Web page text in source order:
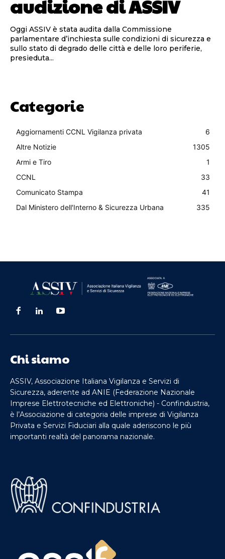
audizione di ASSIV
Oggi ASSIV è stata audita dalla Commissione
parlamentare d’inchiesta sulle condizioni di sicurezza e
sullo stato di degrado delle città e delle loro periferie,
presieduta...
Categorie
Aggiornamenti CCNL Vigilanza privata
6
Altre Notizie
1305
Armi e Tiro
1
CCNL
33
Comunicato Stampa
41
Dal Ministero dell'Interno & Sicurezza Urbana
335
Chi siamo
ASSIV, Associazione Italiana Vigilanza e Servizi di
Sicurezza, aderente ad ANIE (Federazione Nazionale
Imprese Elettrotecniche ed Elettroniche) - Confindustria,
è l’Associazione di categoria delle imprese di Vigilanza
Privata e Servizi Fiduciari alla quale aderiscono le più
importanti realtà del panorama nazionale.